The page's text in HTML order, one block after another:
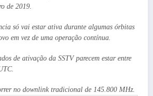
de 2019.
só vai estar ativa durante algumas órbitas
em vez de uma operação contínua.
de ativação da SSTV parecem estar entre
no downlink tradicional de 145.800 MHz.